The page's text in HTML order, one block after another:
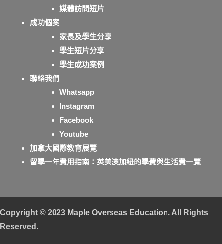
媒體訪問短片
成功個案
家長及學生分享
學生短片分享
學生成功案例
聯絡我們
Whatsapp
Instagram
Facebook
Youtube
加拿大國際教育展覽
留學一年費用指南：英美澳加紐的學費與生活費一覽
Copyright © 2023 Maple Overseas Education. All Rights
Reserved.